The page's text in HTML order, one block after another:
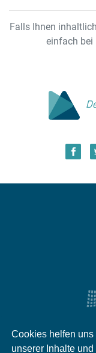
Cookies helfen
unserer Inhalte
Falls Ihnen
einfach bei